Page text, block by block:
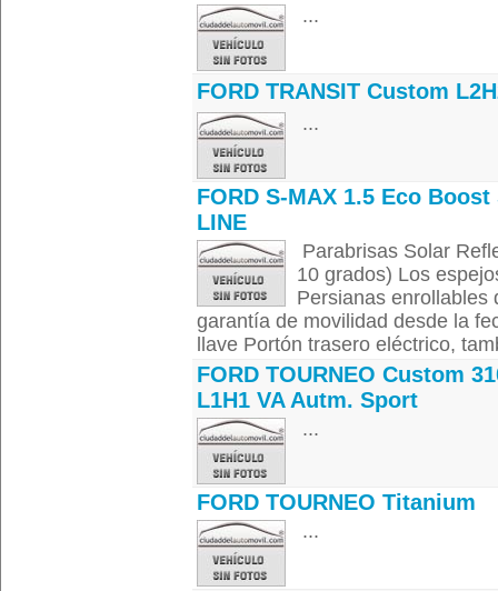
...
FORD TRANSIT Custom
...
FORD S-MAX 1.5 Eco Boost
LINE
Parabrisas Solar
10 grados) Los
Persianas enrollables
garantía de movilidad desde la
llave Portón trasero eléctrico,
FORD TOURNEO Custom
L1H1 VA Autm. Sport
...
FORD TOURNEO Titanium
...